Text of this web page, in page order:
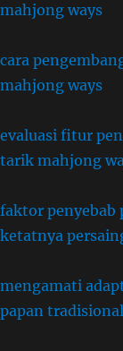
mahjong ways
cara
mahjong ways
evaluasi fitur
tarik mahjong
faktor penyebab
ketatnya
mengamati
papan